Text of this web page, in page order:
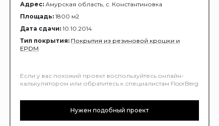
Адрес: Амурская область, с. Константиновка
Площадь: 1800 м2
Дата сдачи: 10.10.2014
Тип покрытия: Покрытия из резиновой крошки и
EPDM
Если у вас похожий проект воспользуйтесь онлайн-
калькулятором или обратитесь к специалистам FloorBerg
Нужен подобный проект